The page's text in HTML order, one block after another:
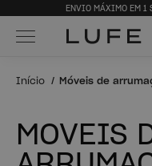
ENVIO MÁXIMO EM 1
Início Móveis de
MÓVEIS